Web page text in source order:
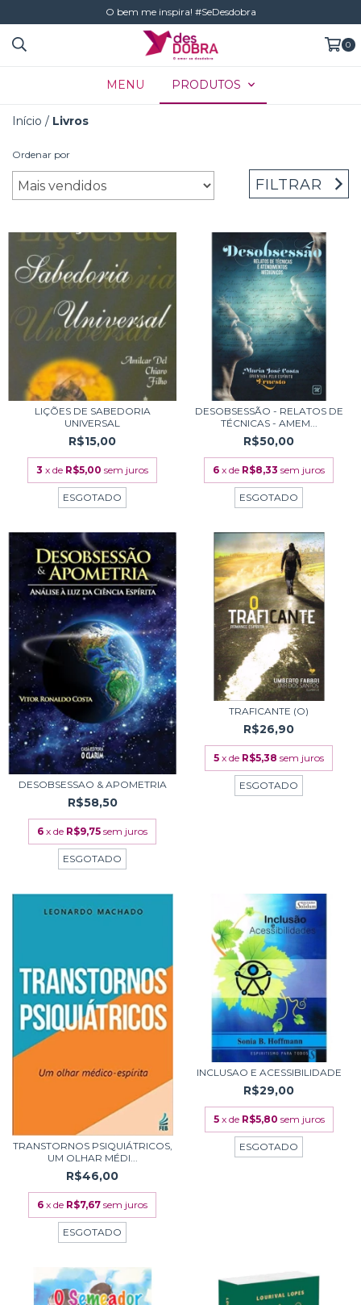
O bem me inspira! #SeDesdobra
0
MENU PRODUTOS
Início / Livros
Ordenar por
FILTRAR
LIÇÕES DE SABEDORIA
UNIVERSAL
R$15,00
3 x de R$5,00 sem juros
ESGOTADO
DESOBSESSÃO - RELATOS DE
TÉCNICAS - AMEM...
R$50,00
6 x de R$8,33 sem juros
ESGOTADO
DESOBSESSAO & APOMETRIA
R$58,50
6 x de R$9,75 sem juros
ESGOTADO
TRAFICANTE (O)
R$26,90
5 x de R$5,38 sem juros
ESGOTADO
TRANSTORNOS PSIQUIÁTRICOS,
UM OLHAR MÉDI...
R$46,00
6 x de R$7,67 sem juros
ESGOTADO
INCLUSAO E ACESSIBILIDADE
R$29,00
5 x de R$5,80 sem juros
ESGOTADO